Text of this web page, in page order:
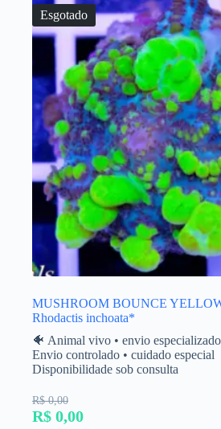
Esgotado
MUSHROOM BOUNCE
Rhodactis inchoata*
🐠 Animal vivo • envio especializado
Envio controlado • cuidado especial
Disponibilidade sob consulta
R$ 0,00
R$ 0,00